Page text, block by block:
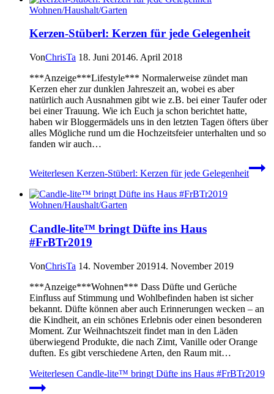
Wohnen/Haushalt/Garten
Kerzen-Stüberl: Kerzen für jede Gelegenheit
VonChrisTa 18. Juni 20146. April 2018
***Anzeige***Lifestyle*** Normalerweise zündet man
Kerzen eher zur dunklen Jahreszeit an, wobei es aber
natürlich auch Ausnahmen gibt wie z.B. bei einer Taufer oder
bei einer Trauung. Wie ich Euch ja schon berichtet hatte,
haben wir Bloggermädels uns in den letzten Tagen öfters über
alles Mögliche rund um die Hochzeitsfeier unterhalten und so
fanden wir auch…
Weiterlesen Kerzen-Stüberl: Kerzen für jede Gelegenheit
Wohnen/Haushalt/Garten
Candle-lite™ bringt Düfte ins Haus
#FrBTr2019
VonChrisTa 14. November 201914. November 2019
***Anzeige***Wohnen*** Dass Düfte und Gerüche
Einfluss auf Stimmung und Wohlbefinden haben ist sicher
bekannt. Düfte können aber auch Erinnerungen wecken – an
die Kindheit, an ein schönes Erlebnis oder einen besonderen
Moment. Zur Weihnachtszeit findet man in den Läden
überwiegend Produkte, die nach Zimt, Vanille oder Orange
duften. Es gibt verschiedene Arten, den Raum mit…
Weiterlesen Candle-lite™ bringt Düfte ins Haus #FrBTr2019